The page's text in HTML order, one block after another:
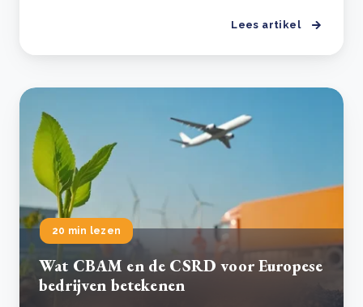
Lees artikel
20 min lezen
Wat CBAM en de CSRD voor Europese
bedrijven betekenen